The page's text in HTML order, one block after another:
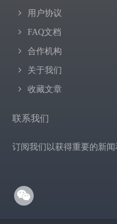
用户协议
FAQ文档
合作机构
关于我们
收藏文章
联系我们
订阅我们以获得重要的新闻